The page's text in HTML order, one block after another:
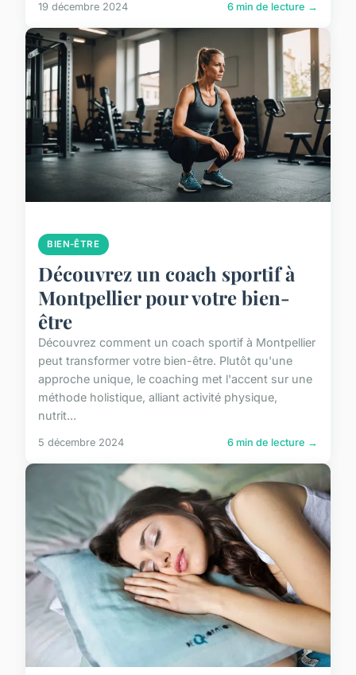
19 décembre 2024 6 min de lecture →
BIEN-ÊTRE
Découvrez un coach sportif à
Montpellier pour votre bien-
être
Découvrez comment un coach sportif à Montpellier
peut transformer votre bien-être. Plutôt qu'une
approche unique, le coaching met l'accent sur une
méthode holistique, alliant activité physique,
nutrit...
5 décembre 2024 6 min de lecture →